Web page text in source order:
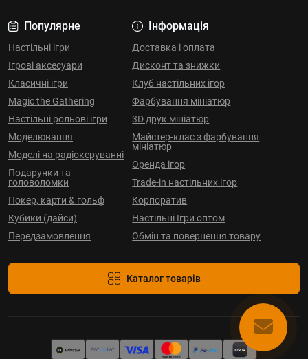
Популярне
Настільні ігри
Ігрові аксесуари
Класичні ігри
Magic the Gathering
Настільні рольові ігри
Моделювання
Моделі на радіокеруванні
Подарунки та
головоломки
Покер, карти & гольф
Кубики (дайси)
Передзамовлення
Інформація
Доставка і оплата
Дисконт та знижки
Клуб настільних ігор
Фарбування мініатюр
3D друк мініатюр
Майстер-клас з фарбування
мініатюр
Оренда ігор
Trade-in настільних ігор
Корпоратив
Настільні Ігри оптом
Обмін та повернення товару
Каталог товарів